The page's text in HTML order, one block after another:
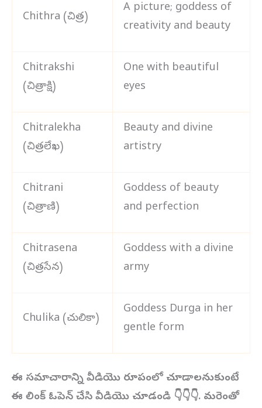
Chithra (చిత్ర)
A picture; goddess of
creativity and beauty
Chitrakshi
(చిత్రాక్షి)
One with beautiful
eyes
Chitralekha
(చిత్రలేఖ)
Beauty and divine
artistry
Chitrani
(చిత్రాణి)
Goddess of beauty
and perfection
Chitrasena
(చిత్రసేన)
Goddess with a divine
army
Chulika (చులికా)
Goddess Durga in her
gentle form
ఈ సమాచారాన్ని వీడియొ రూపంలో చూడాలనుకుంటే
ఈ లింక్ ఓపెన్ చేసి వీడియొ చూడండి 👇👇👇. మరెంతో